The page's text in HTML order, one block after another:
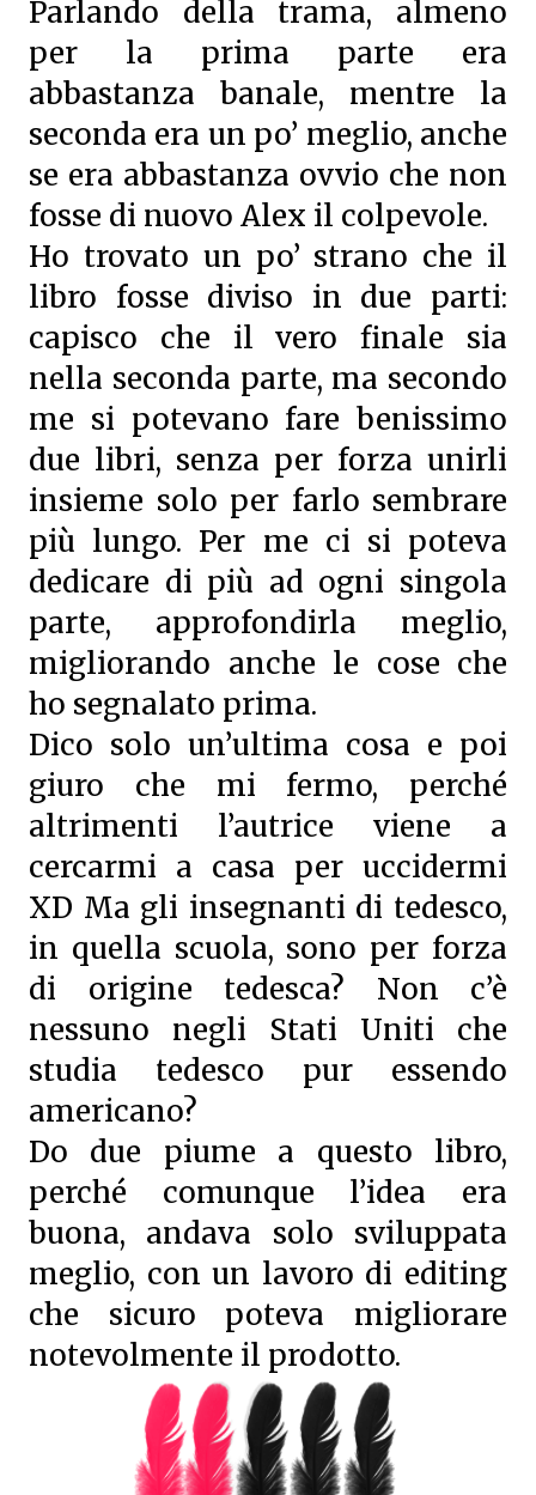
Parlando della trama, almeno
per la prima parte era
abbastanza banale, mentre la
seconda era un po’ meglio, anche
se era abbastanza ovvio che non
fosse di nuovo Alex il colpevole.
Ho trovato un po’ strano che il
libro fosse diviso in due parti:
capisco che il vero finale sia
nella seconda parte, ma secondo
me si potevano fare benissimo
due libri, senza per forza unirli
insieme solo per farlo sembrare
più lungo. Per me ci si poteva
dedicare di più ad ogni singola
parte, approfondirla meglio,
migliorando anche le cose che
ho segnalato prima.
Dico solo un’ultima cosa e poi
giuro che mi fermo, perché
altrimenti l’autrice viene a
cercarmi a casa per uccidermi
XD Ma gli insegnanti di tedesco,
in quella scuola, sono per forza
di origine tedesca? Non c’è
nessuno negli Stati Uniti che
studia tedesco pur essendo
americano?
Do due piume a questo libro,
perché comunque l’idea era
buona, andava solo sviluppata
meglio, con un lavoro di editing
che sicuro poteva migliorare
notevolmente il prodotto.